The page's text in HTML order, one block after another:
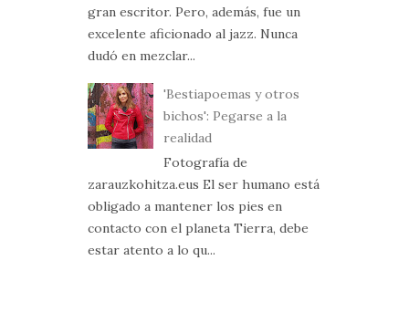
gran escritor. Pero, además, fue un
excelente aficionado al jazz. Nunca
dudó en mezclar...
'Bestiapoemas y otros
bichos': Pegarse a la
realidad
Fotografía de
zarauzkohitza.eus El ser humano está
obligado a mantener los pies en
contacto con el planeta Tierra, debe
estar atento a lo qu...